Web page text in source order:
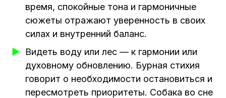
время, спокойные тона и гармоничные
сюжеты отражают уверенность в своих
силах и внутренний баланс.
Видеть воду или лес — к гармонии или
духовному обновлению. Бурная стихия
говорит о необходимости остановиться и
пересмотреть приоритеты. Собака во сне